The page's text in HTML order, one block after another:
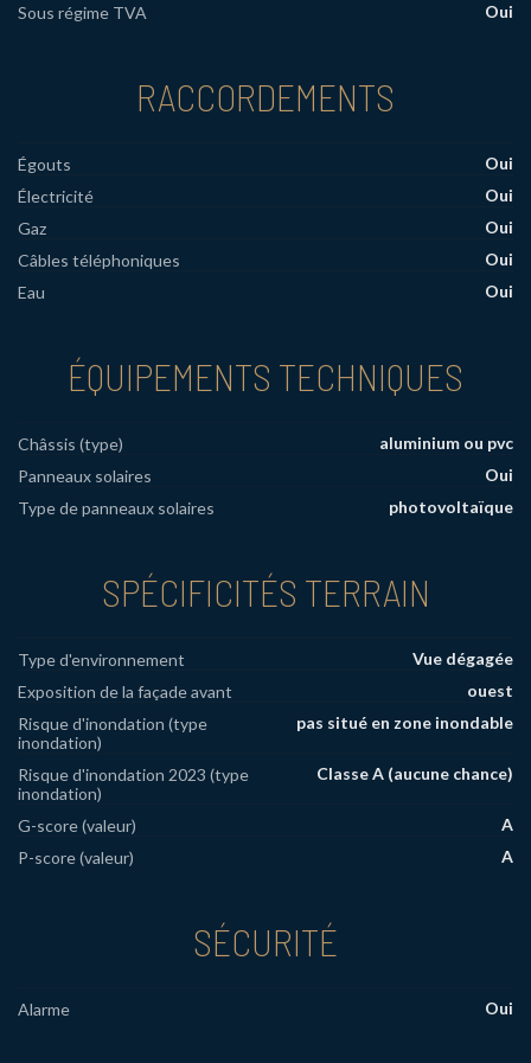
Sous régime TVA Oui
RACCORDEMENTS
Égouts
Oui
Électricité
Oui
Gaz
Oui
Câbles téléphoniques
Oui
Eau
Oui
ÉQUIPEMENTS TECHNIQUES
Châssis (type)
aluminium ou pvc
Panneaux solaires
Oui
Type de panneaux solaires
photovoltaïque
SPÉCIFICITÉS TERRAIN
Type d'environnement
Vue dégagée
Exposition de la façade avant
ouest
Risque d'inondation (type
inondation)
pas situé en zone inondable
Risque d'inondation 2023 (type
inondation)
Classe A (aucune chance)
G-score (valeur)
A
P-score (valeur)
A
SÉCURITÉ
Alarme Oui